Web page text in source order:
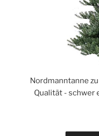
Nordmanntanne
Qualität - schwer